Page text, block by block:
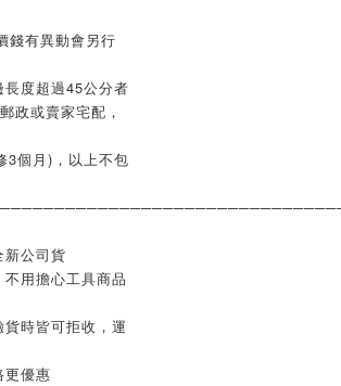
錢有異動會另行
度超過45公分者
政或賣家宅配，
3個月)，以上不包
公司貨
用擔心工具商品
時皆可拒收，運
更優惠